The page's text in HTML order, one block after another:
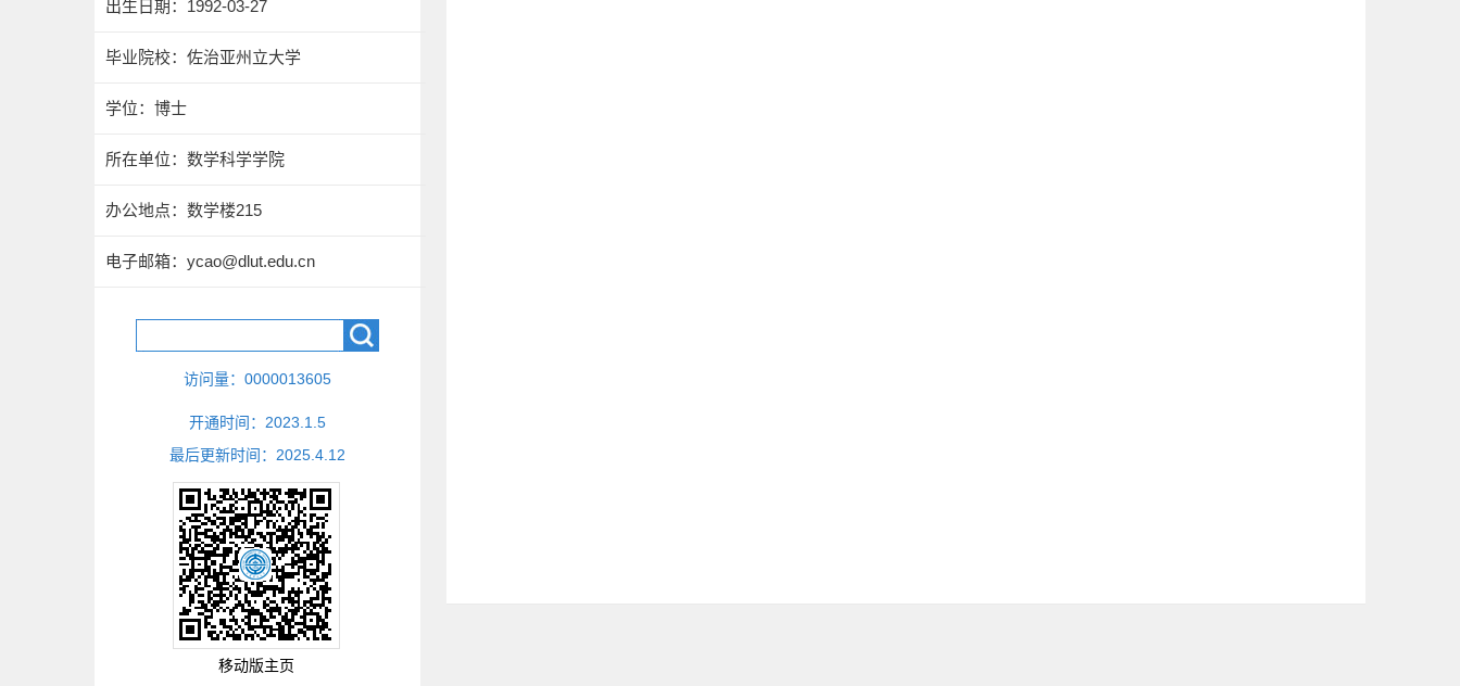
出生日期：1992-03-27
毕业院校：佐治亚州立大学
学位：博士
所在单位：数学科学学院
办公地点：数学楼215
电子邮箱： ycao@dlut.edu.cn
访问量： 0000013605
开通时间： 2023 1 5
最后更新时间： 2025 4 12
移动版主页